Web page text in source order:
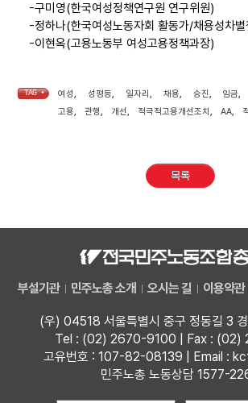
-구미영(한국여성정책연구원 연구위원)
-정하나(한국여성노동자회 활동가/채용성차
-이현옥(고용노동부 여성고용정책과장)
TAG • 여성, 성평등, 일자리, 채용, 승진, 임금,
고용, 관행, 개선, 적극적고용개선조치, AA,
목록
부설기관 민주노총 소개 오시는 길 이용약관
(우) 04518 서울특별시 중구 정동길 3
Tel : (02) 2670-9100 | Fax : (02)
고유번호 : 107-82-08139 | Email :
민주노총 노동상담 1577-